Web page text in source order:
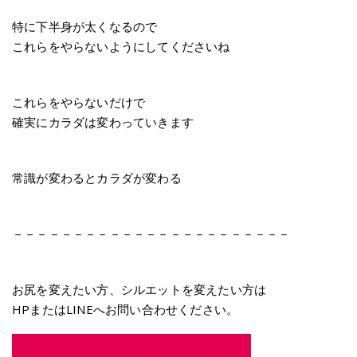
特に下半身が太くなるので
これらをやらないようにしてくださいね
これらをやらないだけで
確実にカラダは変わっていきます
常識が変わるとカラダが変わる
－－－－－－－－－－－－－－－－－－－－－－－
お尻を変えたい方、シルエットを変えたい方は
HPまたはLINEへお問い合わせください。